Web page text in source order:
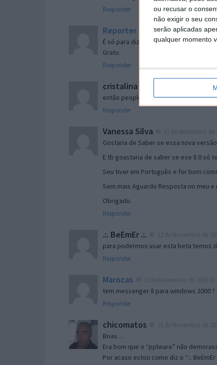
ou recusar o
não exigir o seu
serão aplicadas
qualquer momento
Responder
Reporter 7 de Novembro de 2005 às
É só para dizer que ainda não me
Grato.
Responder
cristalina 11 de Novembro de 2005
então people
Responder
Vanessa Silva
Gostaria de Saber se essa nova
E tb goastaria de saber se ese 8.0 só
Seu tiver em Português e for bom
Sem mais Aguardo Resposta no meu e
Obrigado.
Responder
.:. BeEmEr .:.
para podermos usar esta beta temos
Responder
Marocas
tem messenger 8 para windows 2000
Responder
chicomatos
Boas…
Era bom que o “pplware” não
Por acaso estou como diz o “.:.